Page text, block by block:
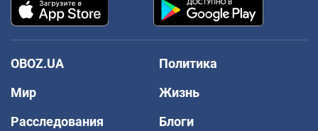
OBOZ.UA
Политика
Мир
Жизнь
Расследования
Блоги